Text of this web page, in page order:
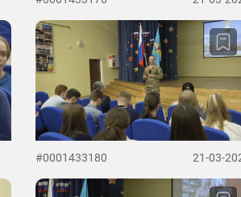
#0001433180 21-03-